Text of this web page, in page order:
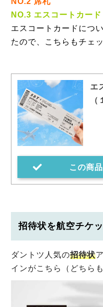
NO.3 エスコートカード
エスコートカードにつ
たので、こちらもチェ
エ
（
この商
招待状を航空チケ
ダントツ人気の招待状
インがこちら（どちら